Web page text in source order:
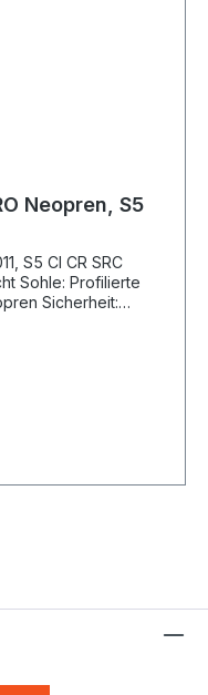
Neopren, S5
S5 CI CR SRC